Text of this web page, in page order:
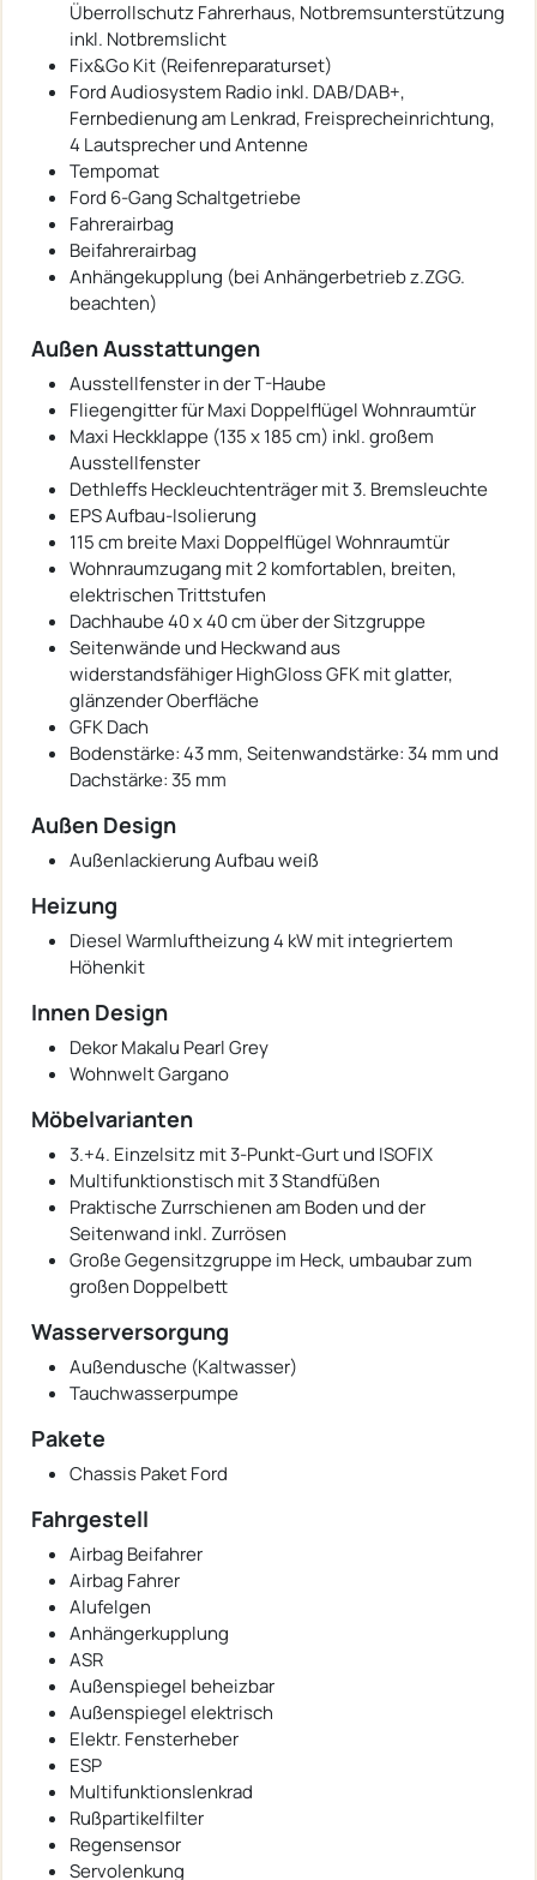
Überrollschutz Fahrerhaus, Notbremsunterstützung
inkl. Notbremslicht
Fix&Go Kit (Reifenreparaturset)
Ford Audiosystem Radio inkl. DAB/DAB+,
Fernbedienung am Lenkrad, Freisprecheinrichtung,
4 Lautsprecher und Antenne
Tempomat
Ford 6-Gang Schaltgetriebe
Fahrerairbag
Beifahrerairbag
Anhängekupplung (bei Anhängerbetrieb z.ZGG.
beachten)
Außen Ausstattungen
Ausstellfenster in der T-Haube
Fliegengitter für Maxi Doppelflügel Wohnraumtür
Maxi Heckklappe (135 x 185 cm) inkl. großem
Ausstellfenster
Dethleffs Heckleuchtenträger mit 3. Bremsleuchte
EPS Aufbau-Isolierung
115 cm breite Maxi Doppelflügel Wohnraumtür
Wohnraumzugang mit 2 komfortablen, breiten,
elektrischen Trittstufen
Dachhaube 40 x 40 cm über der Sitzgruppe
Seitenwände und Heckwand aus
widerstandsfähiger HighGloss GFK mit glatter,
glänzender Oberfläche
GFK Dach
Bodenstärke: 43 mm, Seitenwandstärke: 34 mm und
Dachstärke: 35 mm
Außen Design
Außenlackierung Aufbau weiß
Heizung
Diesel Warmluftheizung 4 kW mit integriertem
Höhenkit
Innen Design
Dekor Makalu Pearl Grey
Wohnwelt Gargano
Möbelvarianten
3.+4. Einzelsitz mit 3-Punkt-Gurt und ISOFIX
Multifunktionstisch mit 3 Standfüßen
Praktische Zurrschienen am Boden und der
Seitenwand inkl. Zurrösen
Große Gegensitzgruppe im Heck, umbaubar zum
großen Doppelbett
Wasserversorgung
Außendusche (Kaltwasser)
Tauchwasserpumpe
Pakete
Chassis Paket Ford
Fahrgestell
Airbag Beifahrer
Airbag Fahrer
Alufelgen
Anhängerkupplung
ASR
Außenspiegel beheizbar
Außenspiegel elektrisch
Elektr. Fensterheber
ESP
Multifunktionslenkrad
Rußpartikelfilter
Regensensor
Servolenkung